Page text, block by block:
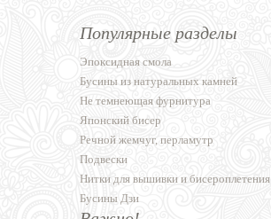
Популярные разделы
Эпоксидная смола
Бусины из натуральных камней
Не темнеющая фурнитура
Японский бисер
Речной жемчуг, перламутр
Подвески
Нитки для вышивки и бисероплетения
Бусины Дзи